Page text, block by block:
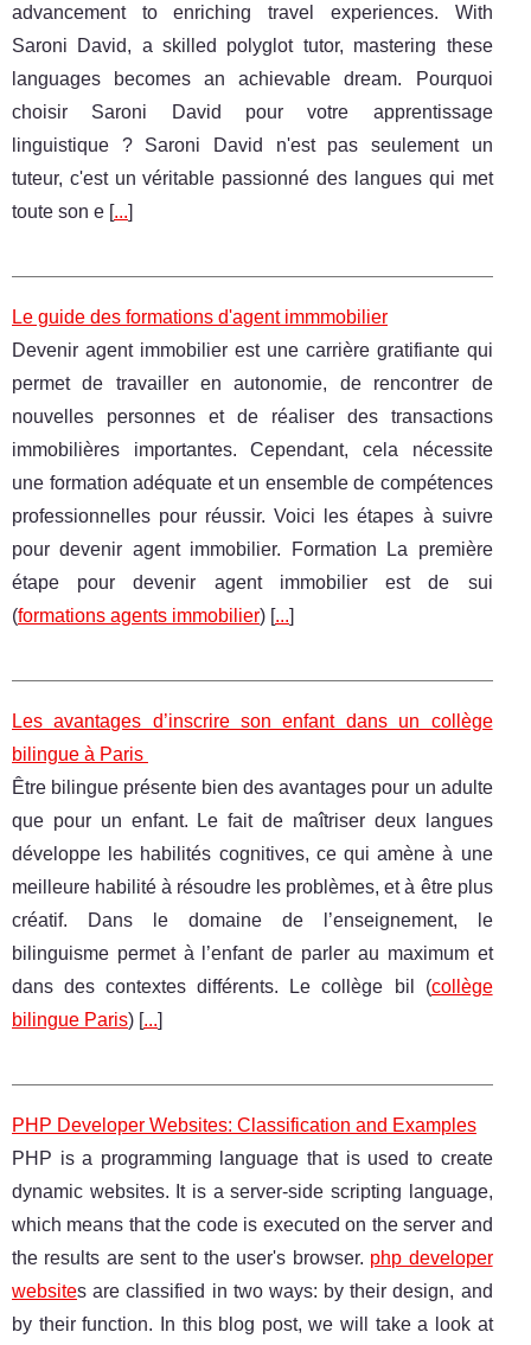
advancement to enriching travel experiences. With
Saroni David, a skilled polyglot tutor, mastering these
languages becomes an achievable dream. Pourquoi
choisir Saroni David pour votre apprentissage
linguistique ? Saroni David n'est pas seulement un
tuteur, c'est un véritable passionné des langues qui met
toute son e [...]
Le guide des formations d'agent immmobilier
Devenir agent immobilier est une carrière gratifiante qui
permet de travailler en autonomie, de rencontrer de
nouvelles personnes et de réaliser des transactions
immobilières importantes. Cependant, cela nécessite
une formation adéquate et un ensemble de compétences
professionnelles pour réussir. Voici les étapes à suivre
pour devenir agent immobilier. Formation La première
étape pour devenir agent immobilier est de sui
(formations agents immobilier) [...]
Les avantages d’inscrire son enfant dans un collège
bilingue à Paris
Être bilingue présente bien des avantages pour un adulte
que pour un enfant. Le fait de maîtriser deux langues
développe les habilités cognitives, ce qui amène à une
meilleure habilité à résoudre les problèmes, et à être plus
créatif. Dans le domaine de l’enseignement, le
bilinguisme permet à l’enfant de parler au maximum et
dans des contextes différents. Le collège bil (collège
bilingue Paris) [...]
PHP Developer Websites: Classification and Examples
PHP is a programming language that is used to create
dynamic websites. It is a server-side scripting language,
which means that the code is executed on the server and
the results are sent to the user's browser. php developer
websites are classified in two ways: by their design, and
by their function. In this blog post, we will take a look at